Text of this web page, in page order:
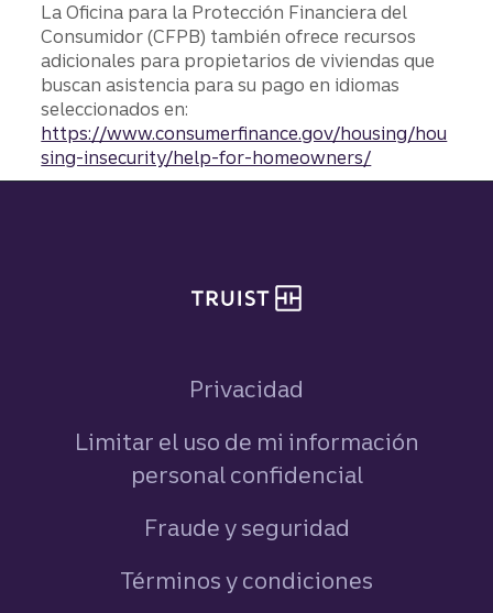
La Oficina para la Protección Financiera del
Consumidor (CFPB) también ofrece recursos
adicionales para propietarios de viviendas que
buscan asistencia para su pago en idiomas
seleccionados en:
https://www.consumerfinance.gov/housing/hou
sing-insecurity/help-for-homeowners/
Privacidad
Limitar el uso de mi información
personal confidencial
Fraude y seguridad
Términos y condiciones